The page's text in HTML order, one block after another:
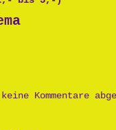
Kommentare